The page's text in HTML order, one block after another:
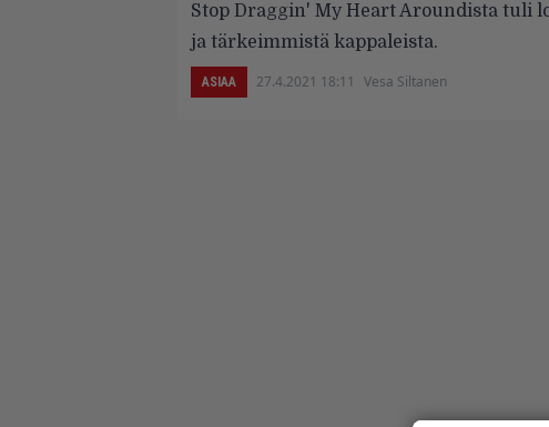
Stop Draggin' My Heart Aroundista tuli
ja tärkeimmistä kappaleista.
ASIAA 27.4.2021 18:11 Vesa Siltanen